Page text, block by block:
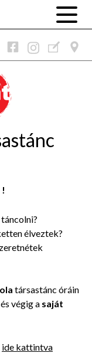
élveztek?
társastánc óráin
végig a saját
ide kattintva